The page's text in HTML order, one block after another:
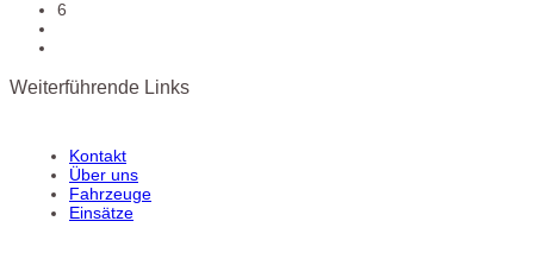
6
Weiterführende Links
Kontakt
Über uns
Fahrzeuge
Einsätze